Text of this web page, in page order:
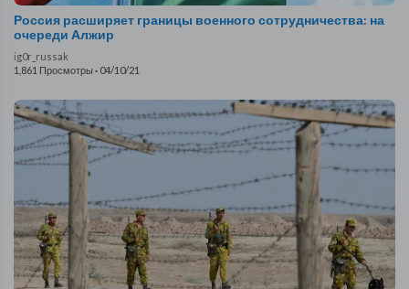
Россия расширяет границы военного сотрудничества: на
очереди Алжир
ig0r_russak
1,861 Просмотры · 04/10/21